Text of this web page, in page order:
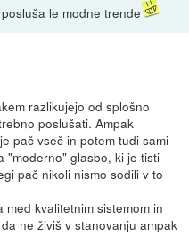
le modne trende
razlikujejo od splošno
poslušati. Ampak
pač vseč in potem tudi sami
"moderno" glasbo, ki je tisti
pač nikoli nismo sodili v to
kvalitetnim sistemom in
ne živiš v stanovanju ampak